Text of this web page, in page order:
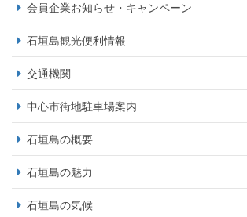
会員企業お知らせ・キャンペーン
石垣島観光便利情報
交通機関
中心市街地駐車場案内
石垣島の概要
石垣島の魅力
石垣島の気候